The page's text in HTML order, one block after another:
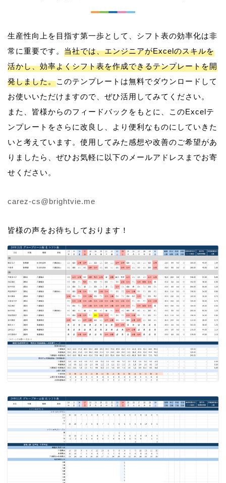
生産性向上を目指す第一歩として、シフト表の効率化は非
常に重要です。 当社では、エンジニアがExcelのスキルを
活かし、効率よくシフト表を作成できるテンプレートを開
発しました。このテンプレートは無料でダウンロードして
お使いいただけますので、ぜひ活用してみてください。
また、皆様からのフィードバックをもとに、このExcelテ
ンプレートをさらに改良し、より便利なものにしていきた
いと考えています。使用してみた感想や改善のご希望があ
りましたら、ぜひお気軽に以下のメールアドレスまでお寄
せください。
carez-cs@brightvie.me
皆様の声をお待ちしております！